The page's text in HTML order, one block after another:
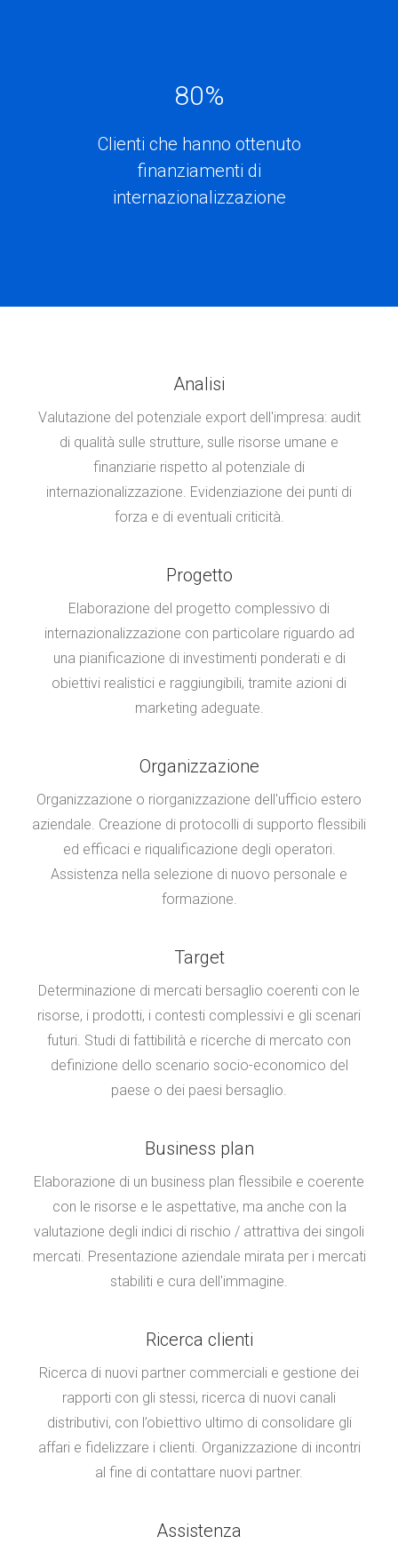
80%
Clienti che hanno ottenuto
finanziamenti di
internazionalizzazione
Analisi
Valutazione del potenziale export dell'impresa: audit
di qualità sulle strutture, sulle risorse umane e
finanziarie rispetto al potenziale di
internazionalizzazione. Evidenziazione dei punti di
forza e di eventuali criticità.
Progetto
Elaborazione del progetto complessivo di
internazionalizzazione con particolare riguardo ad
una pianificazione di investimenti ponderati e di
obiettivi realistici e raggiungibili, tramite azioni di
marketing adeguate.
Organizzazione
Organizzazione o riorganizzazione dell'ufficio estero
aziendale. Creazione di protocolli di supporto flessibili
ed efficaci e riqualificazione degli operatori.
Assistenza nella selezione di nuovo personale e
formazione.
Target
Determinazione di mercati bersaglio coerenti con le
risorse, i prodotti, i contesti complessivi e gli scenari
futuri. Studi di fattibilità e ricerche di mercato con
definizione dello scenario socio-economico del
paese o dei paesi bersaglio.
Business plan
Elaborazione di un business plan flessibile e coerente
con le risorse e le aspettative, ma anche con la
valutazione degli indici di rischio / attrattiva dei singoli
mercati. Presentazione aziendale mirata per i mercati
stabiliti e cura dell'immagine.
Ricerca clienti
Ricerca di nuovi partner commerciali e gestione dei
rapporti con gli stessi, ricerca di nuovi canali
distributivi, con l’obiettivo ultimo di consolidare gli
affari e fidelizzare i clienti. Organizzazione di incontri
al fine di contattare nuovi partner.
Assistenza